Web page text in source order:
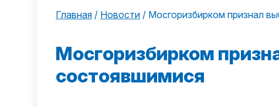
Главная / Новости / Мосгоризбирком признал
Мосгоризбирком
состоявшимися